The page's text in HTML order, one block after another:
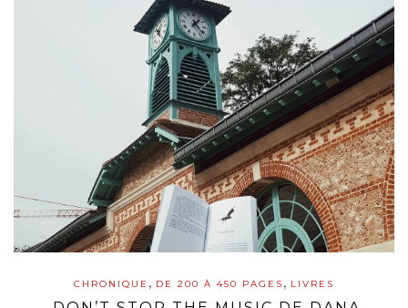
CHRONIQUE , DE 200 À 450 PAGES , LIVRES